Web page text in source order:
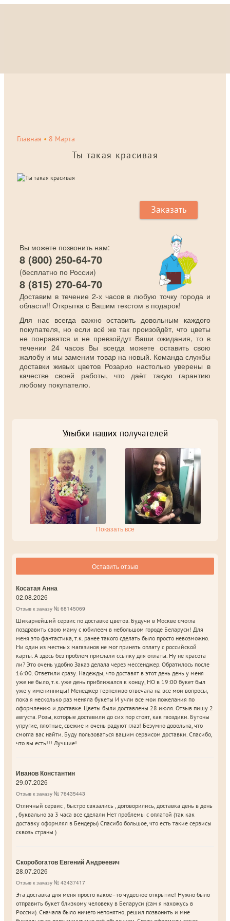
Главная • 8 Марта
Ты такая красивая
Заказать
Вы можете позвонить нам:
8 (800) 250-64-70
(бесплатно по России)
8 (815) 270-64-70
Доставим в течение 2-х часов в любую точку города и
области!! Открытка с Вашим текстом в подарок!
Для нас всегда важно оставить довольным каждого
покупателя, но если всё же так произойдёт, что цветы
не понравятся и не превзойдут Ваши ожидания, то в
течении 24 часов Вы всегда можете оставить свою
жалобу и мы заменим товар на новый. Команда службы
доставки живых цветов Розарио настолько уверены в
качестве своей работы, что даёт такую гарантию
любому покупателю.
Улыбки наших получателей
Показать все
Оставить отзыв
Косатая Анна
02.08.2026
Отзыв к заказу № 68145069
Шикарнейший сервис по доставке цветов. Будучи в Москве смогла
поздравить свою маму с юбилеем в небольшом городе Беларуси! Для
меня это фантастика, т.к. ранее такого сделать было просто невозможно.
Ни один из местных магазинов не мог принять оплату с российской
карты. А здесь без проблем прислали ссылку для оплаты. Ну не красота
ли? Это очень удобно Заказ делала через мессенджер. Обратилось после
16:00. Ответили сразу. Надежды, что доставят в этот день день у меня
уже не было, т.к. уже день приближался к концу, НО в 19:00 букет был
уже у именинницы! Менеджер терпеливо отвечала на все мои вопросы,
пока я несколько раз меняла букеты И учли все мои пожелания по
оформлению и доставке. Цветы были доставлены 28 июля. Отзыв пишу 2
августа. Розы, которые доставили до сих пор стоят, как гвоздики. Бутоны
упругие, плотные, свежие и очень радуют глаз! Безумно довольна, что
смогла вас найти. Буду пользоваться вашим сервисом доставки. Спасибо,
что вы есть!!! Лучшие!
Иванов Константин
29.07.2026
Отзыв к заказу № 76435443
Отличный сервис , быстро связались , договорились, доставка день в день
, буквально за 3 часа все сделали Нет проблемы с оплатой (так как
доставку оформлял в Бендеры) Спасибо большое, что есть такие сервисы
сквозь страны )
Скоробогатов Евгений Андреевич
28.07.2026
Отзыв к заказу № 43437417
Эта доставка для меня просто какое–то чудесное открытие! Нужно было
отправить букет близкому человеку в Беларуси (сам я нахожусь в
России). Сначала было ничего непонятно, решил позвонить и мне